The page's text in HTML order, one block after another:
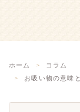
ホーム
コラム
お吸い物の意味